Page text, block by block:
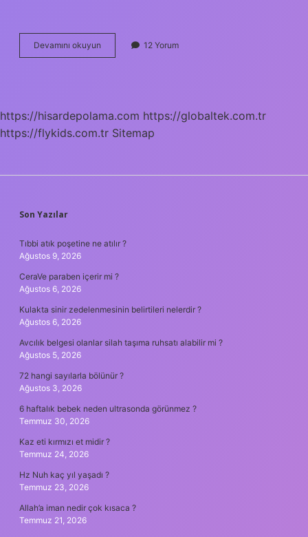
Devamını okuyun
ve
12 Yorum
https://hisardepolama.com https://globaltek.com.tr
https://flykids.com.tr Sitemap
SIDEBAR
Son Yazılar
Tıbbi atık poşetine ne atılır ?
Ağustos 9, 2026
CeraVe paraben içerir mi ?
Ağustos 6, 2026
Kulakta sinir zedelenmesinin belirtileri nelerdir ?
Ağustos 6, 2026
Avcılık belgesi olanlar silah taşıma ruhsatı alabilir mi ?
Ağustos 5, 2026
72 hangi sayılarla bölünür ?
Ağustos 3, 2026
6 haftalık bebek neden ultrasonda görünmez ?
Temmuz 30, 2026
Kaz eti kırmızı et midir ?
Temmuz 24, 2026
Hz Nuh kaç yıl yaşadı ?
Temmuz 23, 2026
Allah’a iman nedir çok kısaca ?
Temmuz 21, 2026